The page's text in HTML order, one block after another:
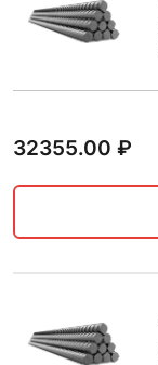
32355.00 ₽